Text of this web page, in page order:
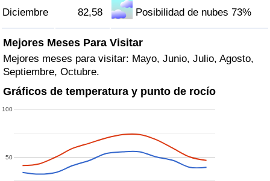
Diciembre 82,58 Posibilidad de nubes 73%
Mejores Meses Para Visitar
Mejores meses para visitar: Mayo, Junio, Julio, Agosto,
Septiembre, Octubre.
Gráficos de temperatura y punto de rocío
50
100